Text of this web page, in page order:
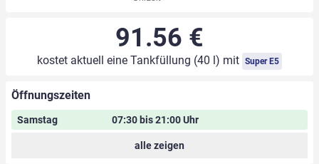
91.56 €
kostet aktuell eine Tankfüllung (40 l) mit Super E5
Öffnungszeiten
Samstag 07:30 bis 21:00 Uhr
alle zeigen